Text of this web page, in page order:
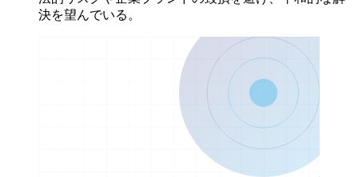
決を望んでいる。